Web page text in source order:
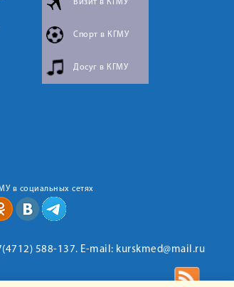
Визит в КГМУ
Спорт в КГМУ
Досуг в КГМУ
в социальных сетях
588-137. E-mail: kurskmed@mail.ru